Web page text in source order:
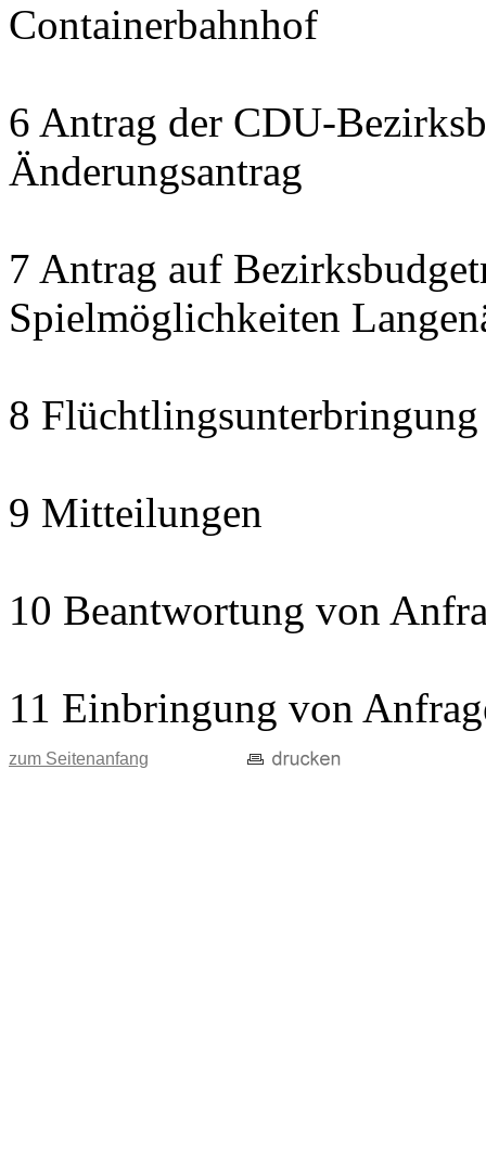
Containerbahnhof
6 Antrag der CDU-
Änderungsantrag
7 Antrag auf
Spielmöglichkeiten
8
9 Mitteilungen
10 Beantwortung von
11 Einbringung von
zum Seitenanfang